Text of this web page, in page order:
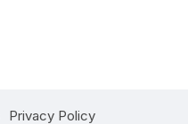
Privacy Policy